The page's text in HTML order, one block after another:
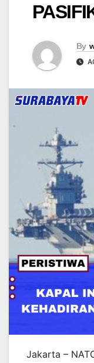
By
Jakarta –